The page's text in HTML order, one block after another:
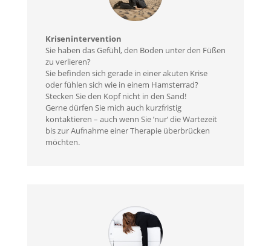
Krisenintervention
Sie haben das Gefühl, den Boden unter den Füßen
zu verlieren?
Sie befinden sich gerade in einer akuten Krise
oder fühlen sich wie in einem Hamsterrad?
Stecken Sie den Kopf nicht in den Sand!
Gerne dürfen Sie mich auch kurzfristig
kontaktieren – auch wenn Sie ’nur‘ die Wartezeit
bis zur Aufnahme einer Therapie überbrücken
möchten.